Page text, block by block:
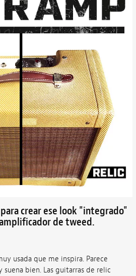
crear ese look "integrado"
de tweed.
usada que me inspira. Parece
bien. Las guitarras de relic